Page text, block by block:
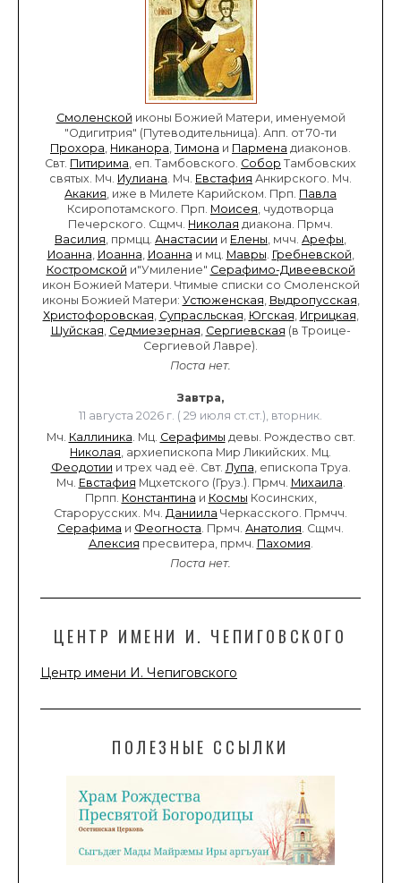
Смоленской иконы Божией Матери, именуемой
"Одигитрия" (Путеводительница). Апп. от 70-ти
Прохора, Никанора, Тимона и Пармена диаконов.
Свт. Питирима, еп. Тамбовского. Собор Тамбовских
святых. Мч. Иулиана. Мч. Евстафия Анкирского. Мч.
Акакия, иже в Милете Карийском. Прп. Павла
Ксиропотамского. Прп. Моисея, чудотворца
Печерского. Сщмч. Николая диакона. Прмч.
Василия, прмцц. Анастасии и Елены, мчч. Арефы,
Иоанна, Иоанна, Иоанна и мц. Мавры. Гребневской,
Костромской и"Умиление" Серафимо-Дивеевской
икон Божией Матери. Чтимые списки со Смоленской
иконы Божией Матери: Устюженская, Выдропусская,
Христофоровская, Супрасльская, Югская, Игрицкая,
Шуйская, Седмиезерная, Сергиевская (в Троице-
Сергиевой Лавре).
Поста нет.
Завтра,
11 августа 2026 г. ( 29 июля ст.ст.), вторник.
Мч. Каллиника. Мц. Серафимы девы. Рождество свт.
Николая, архиепископа Мир Ликийских. Мц.
Феодотии и трех чад её. Свт. Лупа, епископа Труа.
Мч. Евстафия Мцхетского (Груз.). Прмч. Михаила.
Прпп. Константина и Космы Косинских,
Старорусских. Мч. Даниила Черкасского. Прмчч.
Серафима и Феогноста. Прмч. Анатолия. Сщмч.
Алексия пресвитера, прмч. Пахомия.
Поста нет.
ЦЕНТР ИМЕНИ И. ЧЕПИГОВСКОГО
Центр имени И. Чепиговского
ПОЛЕЗНЫЕ ССЫЛКИ